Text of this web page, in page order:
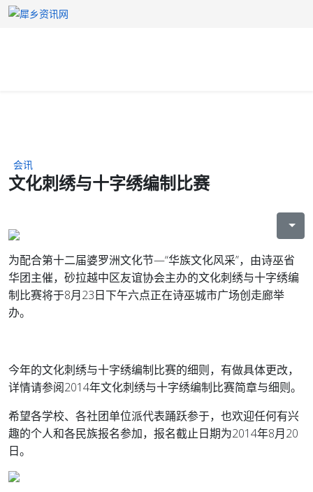
会讯
文化刺绣与十字绣编制比赛
为配合第十二届婆罗洲文化节—“华族文化风采”，由诗巫省
华团主催，砂拉越中区友谊协会主办的文化刺绣与十字绣编
制比赛将于8月23日下午六点正在诗巫城市广场创走廊举
办。
今年的文化刺绣与十字绣编制比赛的细则，有做具体更改，
详情请参阅2014年文化刺绣与十字绣编制比赛简章与细则。
希望各学校、各社团单位派代表踊跃参于，也欢迎任何有兴
趣的个人和各民族报名参加，报名截止日期为2014年8月20
日。